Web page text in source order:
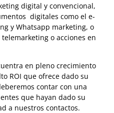
digital y convencional,
digitales como el e-
y Whatsapp marketing, o
o acciones en
en pleno crecimiento
ROI que ofrece dado su
contar con una
que hayan dado su
a nuestros contactos.